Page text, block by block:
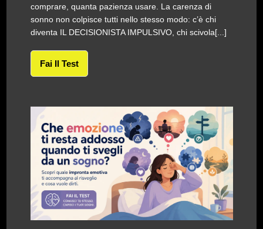
comprare, quanta pazienza usare. La carenza di
sonno non colpisce tutti nello stesso modo: c’è chi
diventa IL DECISIONISTA IMPULSIVO, chi scivola[...]
Fai Il Test